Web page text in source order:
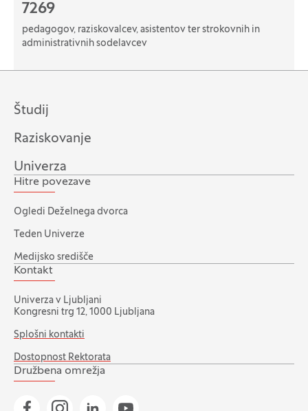
7269
pedagogov, raziskovalcev, asistentov ter strokovnih in
administrativnih sodelavcev
Študij
Raziskovanje
Univerza
Hitre povezave
Ogledi Deželnega dvorca
Teden Univerze
Medijsko središče
Kontakt
Univerza v Ljubljani
Kongresni trg 12, 1000 Ljubljana
Splošni kontakti
Dostopnost Rektorata
Družbena omrežja